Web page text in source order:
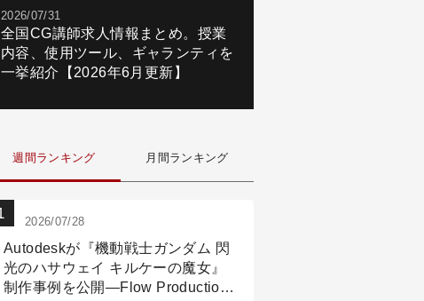
2026/07/31
全国CG講師求人情報まとめ。授業
内容、使用ツール、ギャランティを
一挙紹介【2026年6月更新】
週間ランキング 月間ランキング
2026/07/28
Autodeskが『機動戦士ガンダム 閃
光のハサウェイ キルケーの魔女』
制作事例を公開―Flow Production